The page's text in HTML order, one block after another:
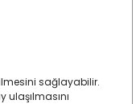
sağlayabilir.